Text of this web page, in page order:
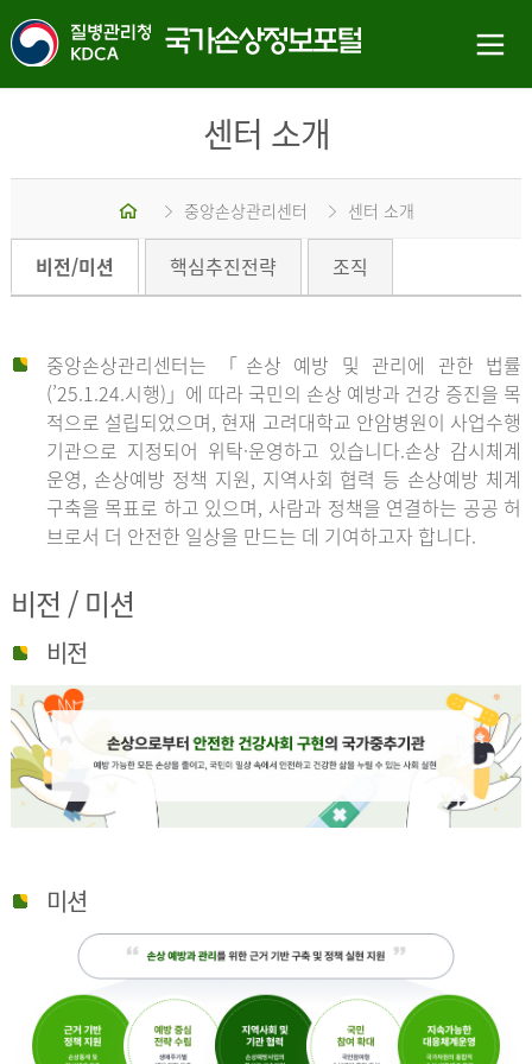
센터 소개
중앙손상관리센터 센터 소개
비전/미션 핵심추진전략 조직
중앙손상관리센터는 「손상 예방 및 관리에 관한 법률
(’25.1.24.시행)」에 따라 국민의 손상 예방과 건강 증진을 목
적으로 설립되었으며, 현재 고려대학교 안암병원이 사업수행
기관으로 지정되어 위탁·운영하고 있습니다.손상 감시체계
운영, 손상예방 정책 지원, 지역사회 협력 등 손상예방 체계
구축을 목표로 하고 있으며, 사람과 정책을 연결하는 공공 허
브로서 더 안전한 일상을 만드는 데 기여하고자 합니다.
비전 / 미션
비전
미션